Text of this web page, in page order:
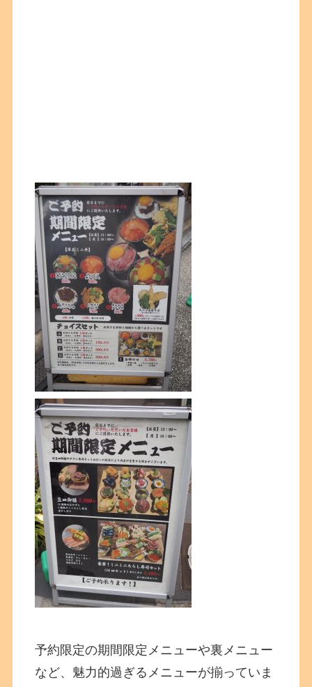
予約限定の期間限定メニューや裏メニュー
など、魅力的過ぎるメニューが揃っていま